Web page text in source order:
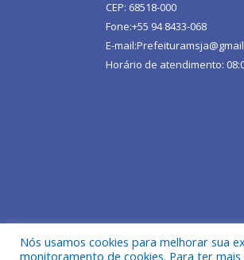
CEP: 68518-000
Fone:+55 94 8433-068
E-
Horário de atendimento:
Todos os direitos
Nós usamos cookies para melhorar sua
monitoramento de cookies. Para ter